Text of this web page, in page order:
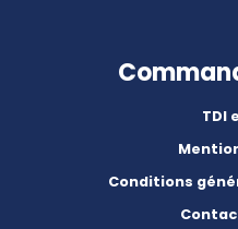
TDI
Conditions